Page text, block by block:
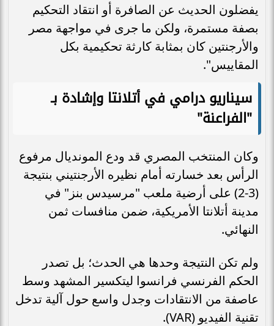
يفضلون الحديث عن الصافرة أو انتقاد التحكيم
بصفة مستمرة، ولكن ما جرى في مواجهة مصر
والأرجنتين كان بمثابة كارثة تحكيمية بكل
المقاييس".
سيناريو درامي في أتلانتا وإشادة بـ
"الفراعنة"
وكان المنتخب المصري قد ودع المونديال مرفوع
الرأس بعد خسارته أمام نظيره الأرجنتيني بنتيجة
(3-2) على أرضية ملعب "مرسيدس بنز" في
مدينة أتلانتا الأمريكية، ضمن منافسات ثمن
النهائي.
ولم تكن النتيجة وحدها هي الحدث؛ بل تصدر
الحكم الفرنسي فرانسوا ليتكسير المشهد وسط
عاصفة من الانتقادات وجدل واسع حول آلية تدخل
تقنية الفيديو (VAR).